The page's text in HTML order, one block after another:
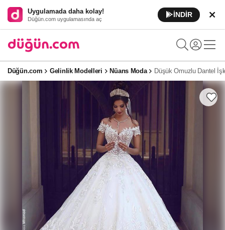
Uygulamada daha kolay!
Düğün.com uygulamasında aç
İNDİR
Düğün.com Gelinlik Modelleri Nüans Moda Düşük Omuzlu Dantel